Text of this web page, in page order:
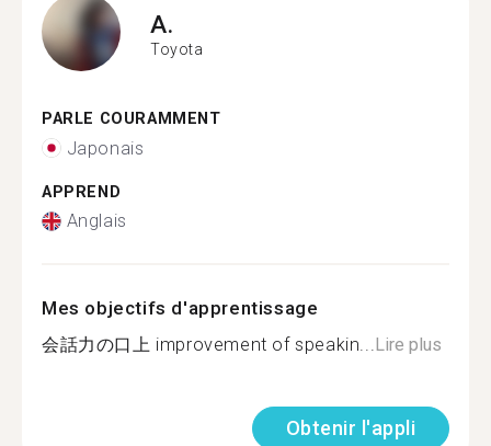
A.
Toyota
PARLE COURAMMENT
Japonais
APPREND
Anglais
Mes objectifs d'apprentissage
会話力の口上 improvement of speakin...Lire plus
Obtenir l'appli